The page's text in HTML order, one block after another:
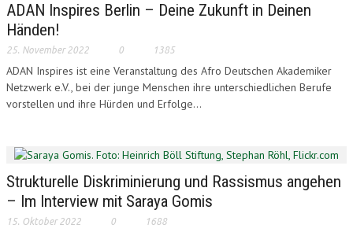
ADAN Inspires Berlin – Deine Zukunft in Deinen
Händen!
25. November 2022 0 1385
ADAN Inspires ist eine Veranstaltung des Afro Deutschen Akademiker
Netzwerk e.V., bei der junge Menschen ihre unterschiedlichen Berufe
vorstellen und ihre Hürden und Erfolge...
Strukturelle Diskriminierung und Rassismus angehen
– Im Interview mit Saraya Gomis
15. Oktober 2022 0 1688